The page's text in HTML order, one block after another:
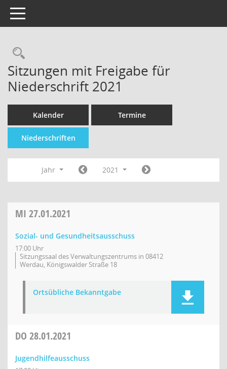
Toggle navigation
Sitzungen mit Freigabe für
Niederschrift 2021
Kalender Termine
Niederschriften
Jahr 2021
MI 27.01.2021
Sozial- und Gesundheitsausschuss
17:00 Uhr
Sitzungssaal des Verwaltungszentrums in 08412
Werdau, Königswalder Straße 18
Ortsübliche Bekanntgabe
DO 28.01.2021
Jugendhilfeausschuss